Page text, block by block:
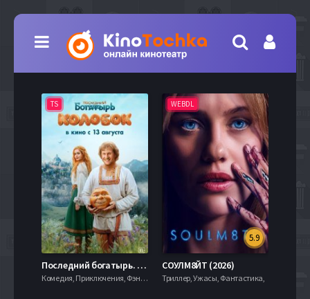
TS
Последний богатырь. Колобок (2026)
Комедия, Приключения, Фэнтези,
WEBDL
5.9
СОУЛМ8ЙТ (2026)
Триллер, Ужасы, Фантастика,